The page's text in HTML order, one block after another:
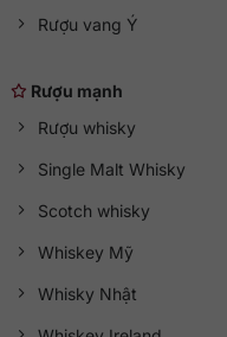
Rượu vang Ý
Rượu mạnh
Rượu whisky
Single Malt Whisky
Scotch whisky
Whiskey Mỹ
Whisky Nhật